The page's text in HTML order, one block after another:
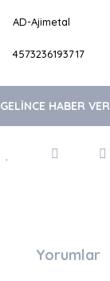
AD-Ajimetal
4573236193717
GELİNCE HABER VER
Yorumlar